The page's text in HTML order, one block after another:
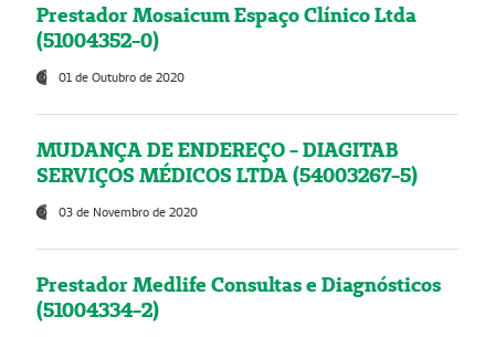
Prestador Mosaicum Espaço Clínico Ltda
(51004352-0)
01 de Outubro de 2020
MUDANÇA DE ENDEREÇO - DIAGITAB
SERVIÇOS MÉDICOS LTDA (54003267-5)
03 de Novembro de 2020
Prestador Medlife Consultas e Diagnósticos
(51004334-2)